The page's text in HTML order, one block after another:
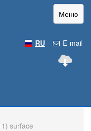
Меню
E-mail
RU
surface